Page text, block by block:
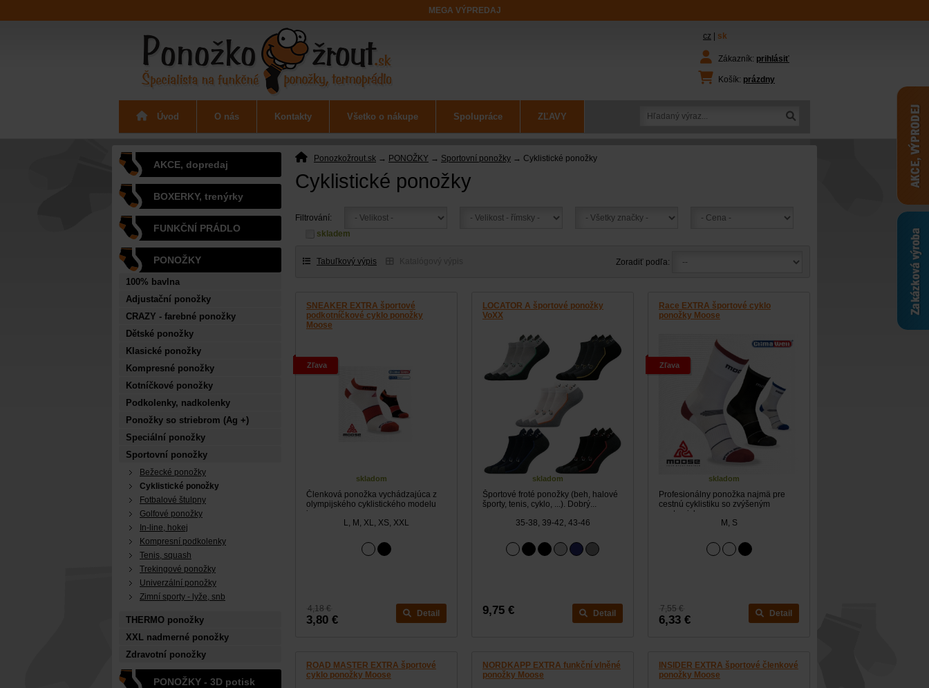
cz sk
Zákazník: prihlásiť
Košík: prázdny
Úvod O nás Kontakty Všetko o nákupe Spolupráce ZĽAVY
Ponozkožrout.sk → PONOŽKY → Sportovní ponožky → Cyklistické ponožky
Cyklistické ponožky
Filtrování:
skladem
Tabuľkový výpis Zoradiť podľa:
SNEAKER EXTRA športové
podkotníčkové cyklo ponožky
Moose
skladom
Členková ponožka vychádzajúca z
olympijského cyklistického modelu
je...
L, M, XL, XS, XXL
Zľava
4,18 €
3,80 € Detail
LOCATOR A športové ponožky
VoXX
skladom
Športové froté ponožky (beh, halové
športy, tenis, cyklo, ...). Dobrý...
35-38, 39-42, 43-46
9,75 € Detail
Race EXTRA športové cyklo
ponožky Moose
skladom
Profesionálny ponožka najmä pre
cestnú cyklistiku so zvýšeným
anatomicky...
M, S
Zľava
7,55 €
6,33 € Detail
ROAD MASTER EXTRA športové
cyklo ponožky Moose
NORDKAPP EXTRA funkční vlněné
ponožky Moose
INSIDER EXTRA športové členkové
ponožky Moose
AKCE, dopredaj
BOXERKY, trenýrky
FUNKČNÍ PRÁDLO
PONOŽKY
100% bavlna
Adjustační ponožky
CRAZY - farebné ponožky
Dětské ponožky
Klasické ponožky
Kompresné ponožky
Kotníčkové ponožky
Podkolenky, nadkolenky
Ponožky so striebrom (Ag +)
Speciální ponožky
Sportovní ponožky
Bežecké ponožky
Cyklistické ponožky
Fotbalové štulpny
Golfové ponožky
In-line, hokej
Kompresní podkolenky
Tenis, squash
Trekingové ponožky
Univerzální ponožky
Zimní sporty - lyže, snb
THERMO ponožky
XXL nadmerné ponožky
Zdravotní ponožky
PONOŽKY - 3D potisk
MEGA VÝPREDAJ